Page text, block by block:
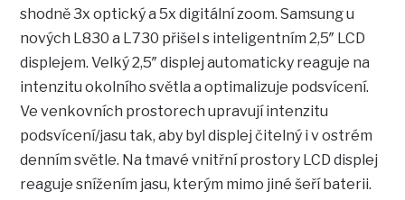
shodně 3x optický a 5x digitální zoom. Samsung u
nových L830 a L730 přišel s inteligentním 2,5″ LCD
displejem. Velký 2,5″ displej automaticky reaguje na
intenzitu okolního světla a optimalizuje podsvícení.
Ve venkovních prostorech upravují intenzitu
podsvícení/jasu tak, aby byl displej čitelný i v ostrém
denním světle. Na tmavé vnitřní prostory LCD displej
reaguje snížením jasu, kterým mimo jiné šeří baterii.